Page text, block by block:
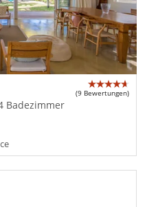
(9 Bewertungen)
Badezimmer